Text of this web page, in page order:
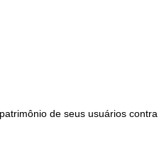
de seus usuários